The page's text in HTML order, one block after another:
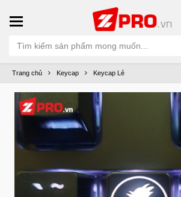
Trang chủ Keycap Keycap Lẻ